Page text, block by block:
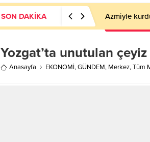
SON DAKİKA Azmiyle
Yozgat’ta unutulan
Anasayfa EKONOMİ,GÜNDEM, Merkez,Tüm